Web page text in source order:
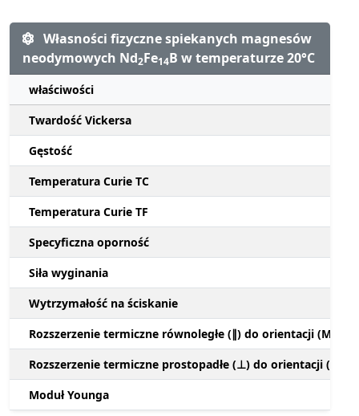
Własności fizyczne spiekanych magnesów
neodymowych Nd2Fe14B w temperaturze 20°C
właściwości
Twardość Vickersa
Gęstość
Temperatura Curie TC
Temperatura Curie TF
Specyficzna oporność
Siła wyginania
Wytrzymałość na ściskanie
Rozszerzenie termiczne równoległe (∥) do orientacji (M)
Rozszerzenie termiczne prostopadłe (⊥) do orientacji (M)
Moduł Younga